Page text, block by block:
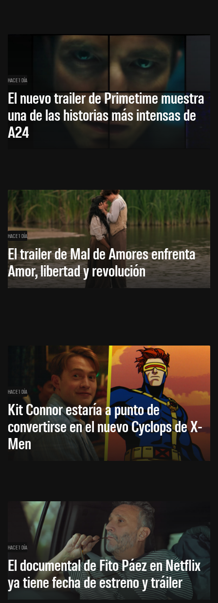
HACE 1 DÍA
El nuevo trailer de Primetime muestra
una de las historias más intensas de
A24
HACE 1 DÍA
El trailer de Mal de Amores enfrenta
Amor, libertad y revolución
HACE 1 DÍA
Kit Connor estaría a punto de
convertirse en el nuevo Cyclops de X-
Men
HACE 1 DÍA
El documental de Fito Páez en Netflix
ya tiene fecha de estreno y tráiler